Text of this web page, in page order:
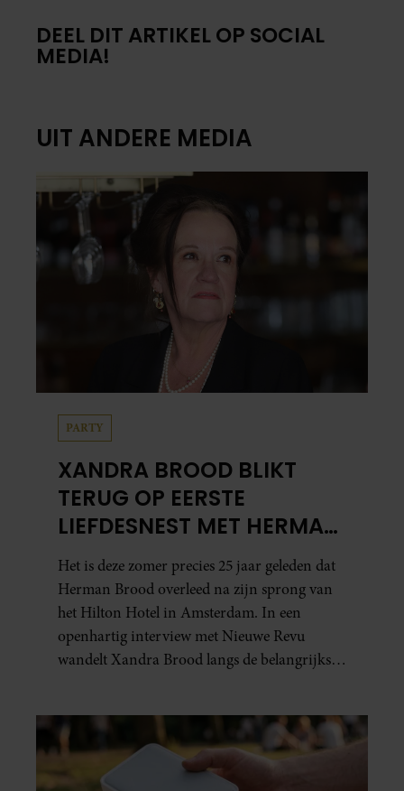
DEEL DIT ARTIKEL OP SOCIAL
MEDIA!
UIT ANDERE MEDIA
PARTY
XANDRA BROOD BLIKT
TERUG OP EERSTE
LIEFDESNEST MET HERMAN
BROOD: “HIER IS LOLA
GEBOREN”
Het is deze zomer precies 25 jaar geleden dat
Herman Brood overleed na zijn sprong van
het Hilton Hotel in Amsterdam. In een
openhartig interview met Nieuwe Revu
wandelt Xandra Brood langs de belangrijkste
Leidsedwarsstraat roept een stortvloed aan
herinneringen op. Daar begon hun leven
samen en werd dochter Lola geboren.